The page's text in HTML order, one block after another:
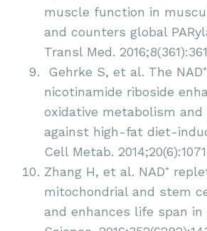
muscle function in
and counters global
Transl Med.
Gehrke S, et al. The
nicotinamide riboside
oxidative metabolism
against high-fat diet-
Cell Metab.
Zhang H, et al. NAD⁺
mitochondrial and stem
and enhances life span in